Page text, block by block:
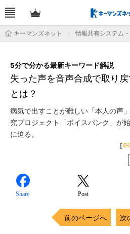
キーマンズネット 情報共有システム
失った声を音声合成で取り戻
とは？
5分で分かる最新キーワード解説
病気で出すことが難しい「本人の声
究プロジェクト「ボイスバンク」が
に迫る。
[
Share Post
前のページへ 次